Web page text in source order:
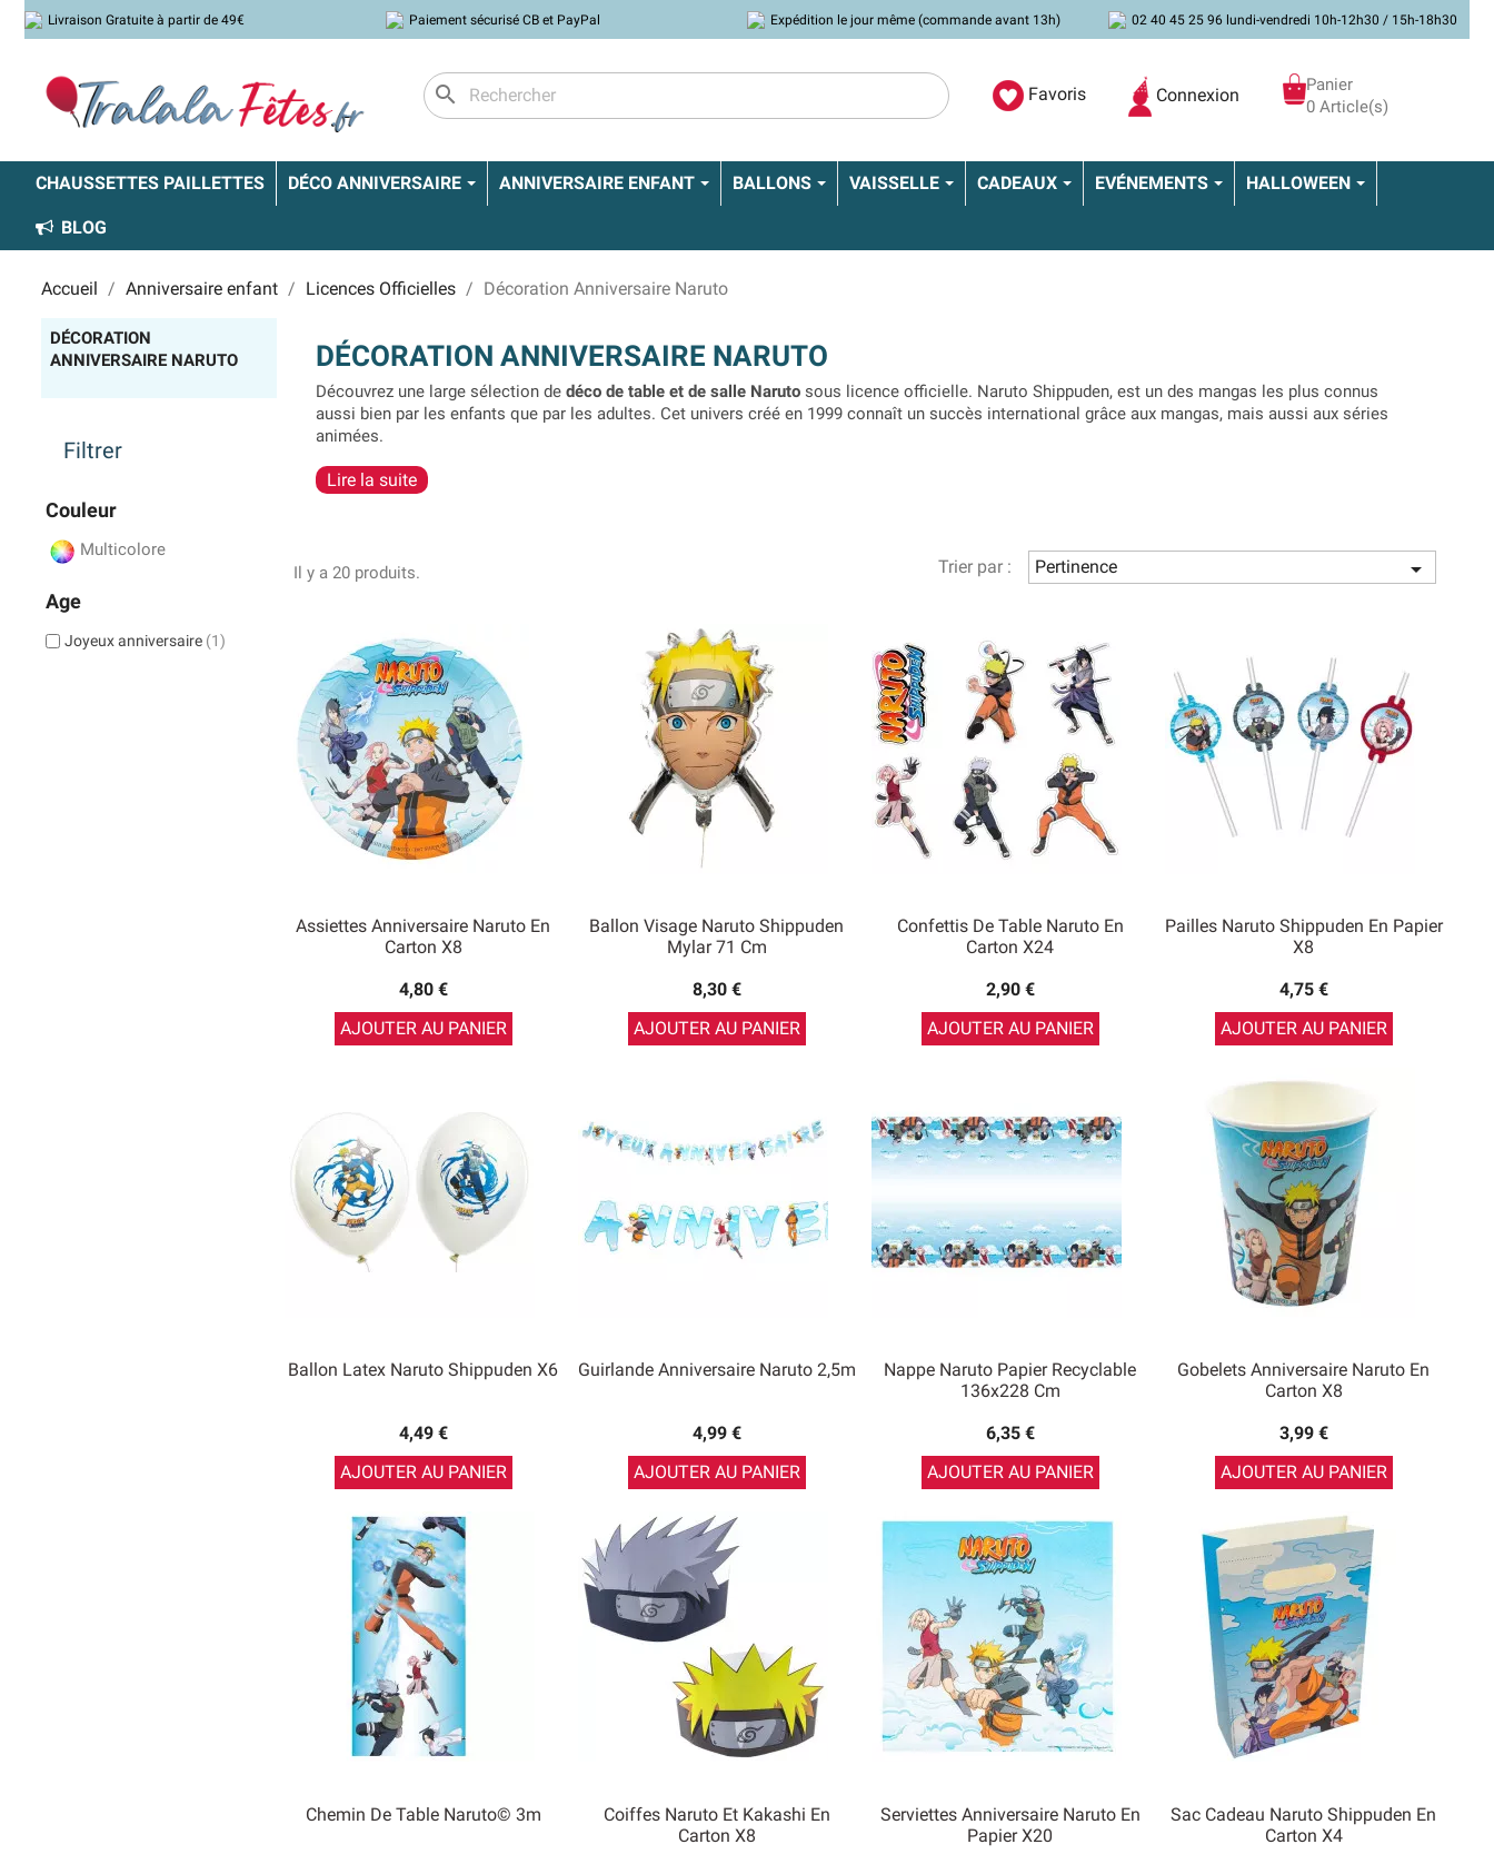
Livraison Gratuite à partir de 49€ Paiement sécurisé CB et PayPal Expédition le jour même (commande avant 13h) 02 40 45 25 96 lundi-vendredi 10h-12h30 / 15h-18h30
search Favoris Connexion
Panier
0 Article(s)
CHAUSSETTES PAILLETTES DÉCO ANNIVERSAIRE ANNIVERSAIRE ENFANT BALLONS VAISSELLE CADEAUX EVÉNEMENTS HALLOWEEN
BLOG
Accueil Anniversaire enfant Licences Officielles Décoration Anniversaire Naruto
DÉCORATION
ANNIVERSAIRE NARUTO
Filtrer
Couleur
Multicolore
Age
Joyeux anniversaire (1)
DÉCORATION ANNIVERSAIRE NARUTO
Découvrez une large sélection de déco de table et de salle Narutosous licence officielle. Naruto Shippuden, est un des mangas les plus connus
aussi bien par les enfants que par les adultes. Cet univers créé en 1999 connaît un succès international grâce aux mangas, mais aussi aux séries
animées.
Si vous êtes fan, qu'un de vos enfants est fan ou encore un ami, organisez lui une
Tous les produits Naruto proposés sur notre site sont sous licence officielle, que ce soit pour les décorations ou les déguisements. Avec ces
nombreux produits, vous pourrez facilement créer votre kit de déco anniversaire Naruto.
Lire la suite
Il y a 20 produits. Trier par : Pertinence 
Assiettes Anniversaire Naruto En
Carton X8
4,80 €
AJOUTER AU PANIER
Ballon Visage Naruto Shippuden
Mylar 71 Cm
8,30 €
AJOUTER AU PANIER
Confettis De Table Naruto En
Carton X24
2,90 €
AJOUTER AU PANIER
Pailles Naruto Shippuden En Papier
X8
4,75 €
AJOUTER AU PANIER
Ballon Latex Naruto Shippuden X6
4,49 €
AJOUTER AU PANIER
Guirlande Anniversaire Naruto 2,5m
4,99 €
AJOUTER AU PANIER
Nappe Naruto Papier Recyclable
136x228 Cm
6,35 €
AJOUTER AU PANIER
Gobelets Anniversaire Naruto En
Carton X8
3,99 €
AJOUTER AU PANIER
Chemin De Table Naruto© 3m
Coiffes Naruto Et Kakashi En
Carton X8
Serviettes Anniversaire Naruto En
Papier X20
Sac Cadeau Naruto Shippuden En
Carton X4